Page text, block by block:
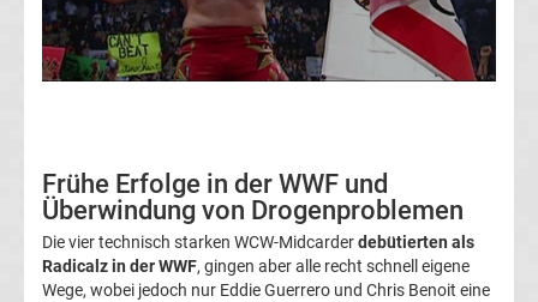
Frauen
Ligue
1
Frühe Erfolge in der WWF und
Überwindung von Drogenproblemen
Die vier technisch starken WCW-Midcarderdebütierten als
Radicalz in der WWF, gingen aber alle recht schnell eigene
Wege, wobei jedoch nur Eddie Guerrero und Chris Benoit eine